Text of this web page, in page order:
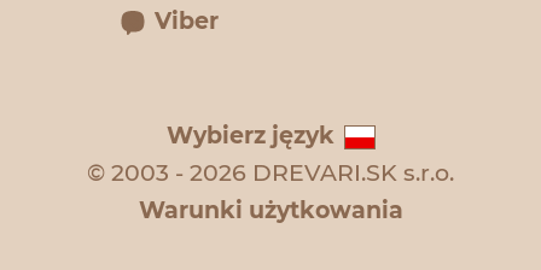
Viber
Wybierz język
© 2003 - 2026 DREVARI.SK s.r.o.
Warunki użytkowania